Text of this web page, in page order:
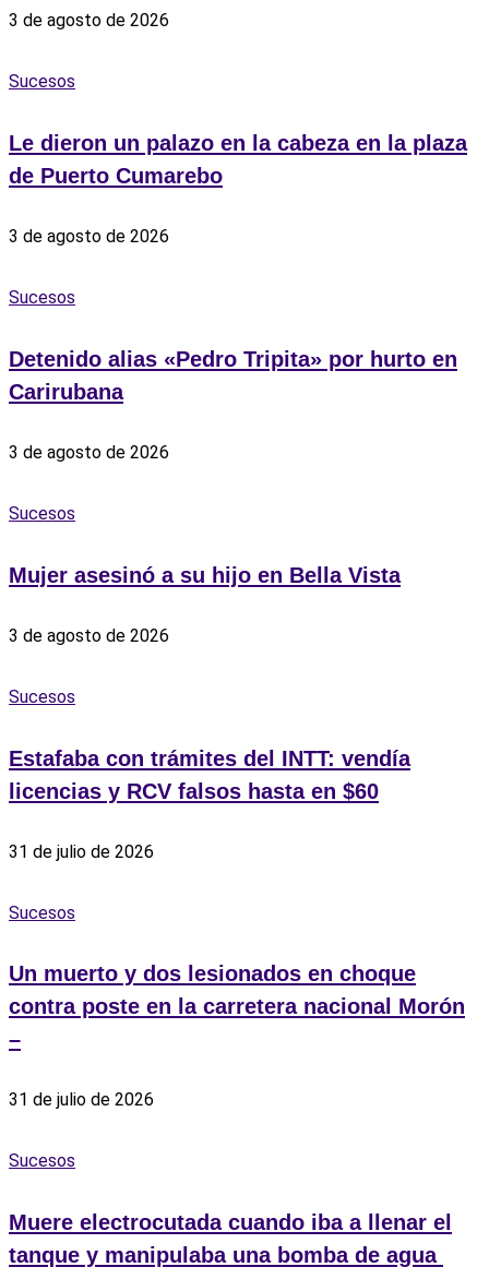
3 de agosto de 2026
Sucesos
Le dieron un palazo en la cabeza en la plaza
de Puerto Cumarebo
3 de agosto de 2026
Sucesos
Detenido alias «Pedro Tripita» por hurto en
Carirubana
3 de agosto de 2026
Sucesos
‎Mujer asesinó a su hijo en Bella Vista
3 de agosto de 2026
Sucesos
Estafaba con trámites del INTT: vendía
licencias y RCV falsos hasta en $60
31 de julio de 2026
Sucesos
Un muerto y dos lesionados en choque
contra poste en la carretera nacional Morón
–
31 de julio de 2026
Sucesos
Muere electrocutada cuando iba a llenar el
tanque y manipulaba una bomba de agua ‎